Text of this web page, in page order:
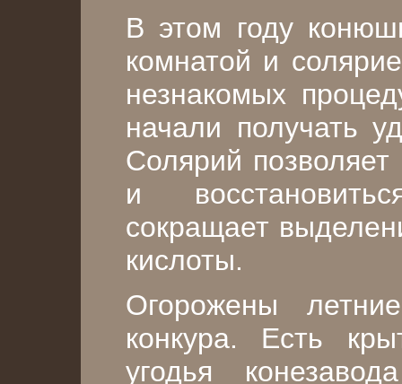
В этом году
комнатой и
незнакомых
начали получать
Солярий
и
сокращает
кислоты.
Огорожены
конкура. Есть
угодья